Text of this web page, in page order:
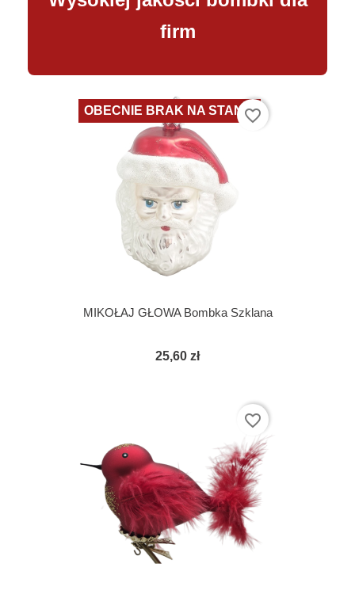
firm
MIKOŁAJ GŁOWA Bombka Szklana
25,60 zł
OBECNIE BRAK NA STANIE
favorite_border
favorite_border